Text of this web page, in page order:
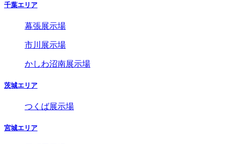
千葉エリア
幕張展示場
市川展示場
かしわ沼南展示場
茨城エリア
つくば展示場
宮城エリア